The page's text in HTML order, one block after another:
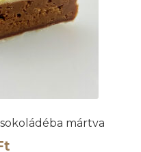
mártva